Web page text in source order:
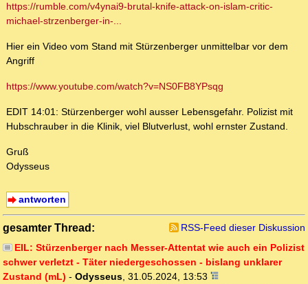
https://rumble.com/v4ynai9-brutal-knife-attack-on-islam-critic-
michael-strzenberger-in-...
Hier ein Video vom Stand mit Stürzenberger unmittelbar vor dem
Angriff
https://www.youtube.com/watch?v=NS0FB8YPsqg
EDIT 14:01: Stürzenberger wohl ausser Lebensgefahr. Polizist mit
Hubschrauber in die Klinik, viel Blutverlust, wohl ernster Zustand.
Gruß
Odysseus
antworten
gesamter Thread:
RSS-Feed dieser Diskussion
EIL: Stürzenberger nach Messer-Attentat wie auch ein Polizist
schwer verletzt - Täter niedergeschossen - bislang unklarer
Zustand (mL) - Odysseus, 31.05.2024, 13:53